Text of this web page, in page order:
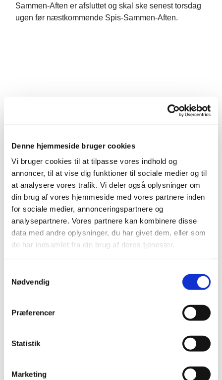
Denne hjemmeside bruger cookies
Vi bruger cookies til at tilpasse vores indhold og
annoncer, til at vise dig funktioner til sociale medier og til
at analysere vores trafik. Vi deler også oplysninger om
din brug af vores hjemmeside med vores partnere inden
for sociale medier, annonceringspartnere og
analysepartnere. Vores partnere kan kombinere disse
data med andre oplysninger, du har givet dem, eller som
de har indsamlet fra din brug af deres tjenester.
Nødvendig
Præferencer
Statistik
Marketing
Sammen-Aften er afsluttet og skal ske senest torsdag
ugen før næstkommende Spis-Sammen-Aften.